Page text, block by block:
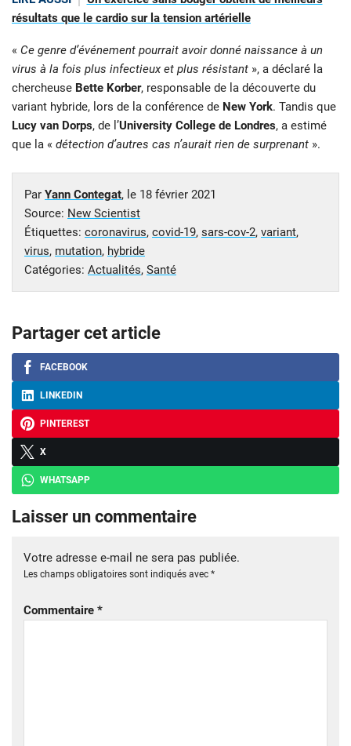
résultats que le cardio sur la tension artérielle
« Ce genre d’événement pourrait avoir donné naissance à un
virus à la fois plus infectieux et plus résistant », a déclaré la
chercheuse Bette Korber, responsable de la découverte du
variant hybride, lors de la conférence de New York. Tandis que
Lucy van Dorps, de l’University College de Londres, a estimé
que la « détection d’autres cas n’aurait rien de surprenant ».
Par Yann Contegat, le 18 février 2021
Source: New Scientist
Étiquettes: coronavirus, covid-19, sars-cov-2, variant,
virus, mutation, hybride
Catégories: Actualités, Santé
Partager cet article
FACEBOOK
LINKEDIN
PINTEREST
X
WHATSAPP
Laisser un commentaire
Votre adresse e-mail ne sera pas publiée.
Les champs obligatoires sont indiqués avec *
Commentaire *